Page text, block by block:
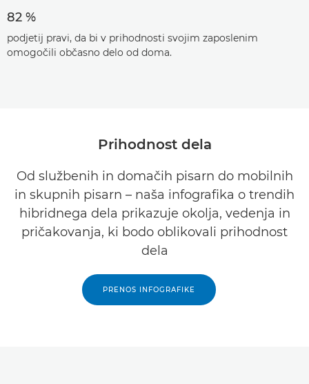
82 %
podjetij pravi, da bi v prihodnosti svojim zaposlenim
omogočili občasno delo od doma.
Prihodnost dela
Od službenih in domačih pisarn do mobilnih
in skupnih pisarn – naša infografika o trendih
hibridnega dela prikazuje okolja, vedenja in
pričakovanja, ki bodo oblikovali prihodnost
dela
PRENOS INFOGRAFIKE